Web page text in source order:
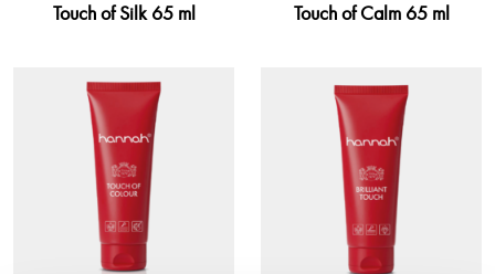
Touch of Silk 65 ml Touch of Calm 65 ml